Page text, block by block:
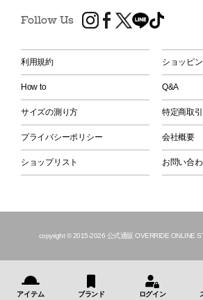
Follow Us
利用規約 ショッピ
How to Q&A
サイズの測り方 特定商取
プライバシーポリシー 会社概要
ショップリスト お問い合
copyright © 2015-2026 公式通販 OVERRIDE ONLINE
アイテム ブランド ログイン